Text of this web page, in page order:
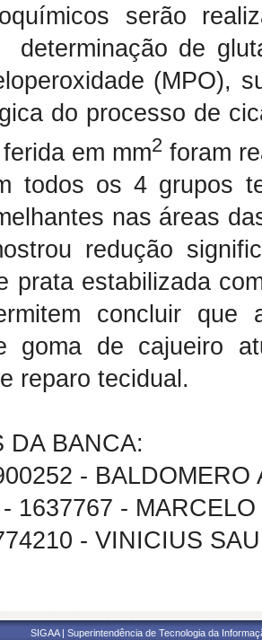
serão
determinação de
(MPO),
do processo de
em mm2 foram
todos os 4 grupos
nas áreas
redução
prata estabilizada
concluir que
goma de cajueiro
reparo tecidual.
DA BANCA:
- BALDOMERO
1637767 -
- VINICIUS
SIGAA | Superintendência de Tecnologia da